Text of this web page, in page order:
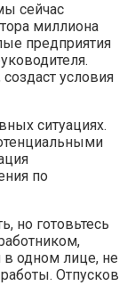
сейчас
миллиона
предприятия
условия
ситуациях.
по
но готовьтесь
одном лице, не
Отпусков